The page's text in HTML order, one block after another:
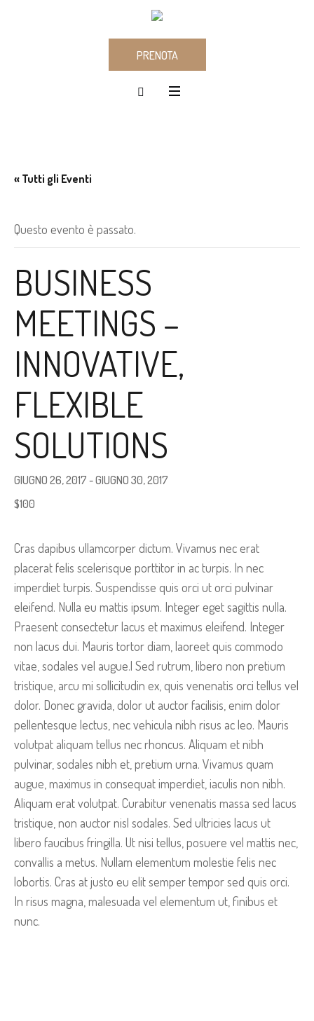
PRENOTA
« Tutti gli Eventi
Questo evento è passato.
BUSINESS
MEETINGS –
INNOVATIVE,
FLEXIBLE
SOLUTIONS
GIUGNO 26, 2017 -GIUGNO 30, 2017
$100
Cras dapibus ullamcorper dictum. Vivamus nec erat
placerat felis scelerisque porttitor in ac turpis. In nec
imperdiet turpis. Suspendisse quis orci ut orci pulvinar
eleifend. Nulla eu mattis ipsum. Integer eget sagittis nulla.
Praesent consectetur lacus et maximus eleifend. Integer
non lacus dui. Mauris tortor diam, laoreet quis commodo
vitae, sodales vel augue.| Sed rutrum, libero non pretium
tristique, arcu mi sollicitudin ex, quis venenatis orci tellus vel
dolor. Donec gravida, dolor ut auctor facilisis, enim dolor
pellentesque lectus, nec vehicula nibh risus ac leo. Mauris
volutpat aliquam tellus nec rhoncus. Aliquam et nibh
pulvinar, sodales nibh et, pretium urna. Vivamus quam
augue, maximus in consequat imperdiet, iaculis non nibh.
Aliquam erat volutpat. Curabitur venenatis massa sed lacus
tristique, non auctor nisl sodales. Sed ultricies lacus ut
libero faucibus fringilla. Ut nisi tellus, posuere vel mattis nec,
convallis a metus. Nullam elementum molestie felis nec
lobortis. Cras at justo eu elit semper tempor sed quis orci.
In risus magna, malesuada vel elementum ut, finibus et
nunc.